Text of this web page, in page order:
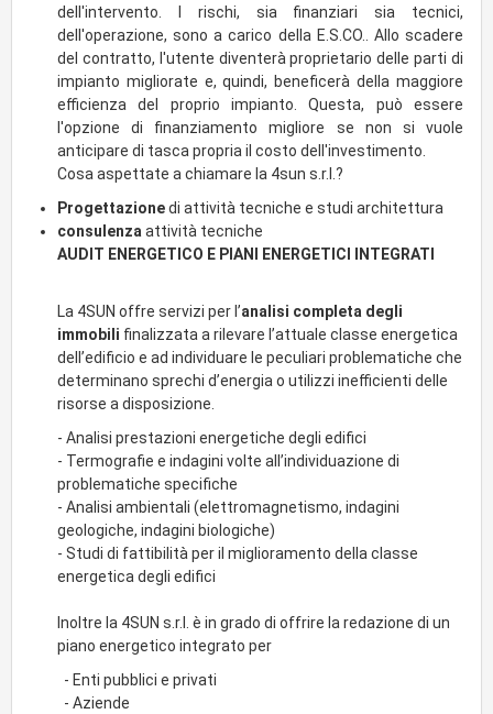
dell'intervento. I rischi, sia finanziari sia tecnici,
dell'operazione, sono a carico della E.S.CO.. Allo scadere
del contratto, l'utente diventerà proprietario delle parti di
impianto migliorate e, quindi, beneficerà della maggiore
efficienza del proprio impianto. Questa, può essere
l'opzione di finanziamento migliore se non si vuole
anticipare di tasca propria il costo dell'investimento.
Cosa aspettate a chiamare la 4sun s.r.l.?
Progettazionedi attività tecniche e studi architettura
consulenzaattività tecniche
AUDIT ENERGETICO E PIANI ENERGETICI INTEGRATI
La 4SUN offre servizi per l’analisi completa degli
immobili finalizzata a rilevare l’attuale classe energetica
dell’edificio e ad individuare le peculiari problematiche che
determinano sprechi d’energia o utilizzi inefficienti delle
risorse a disposizione.
- Analisi prestazioni energetiche degli edifici
- Termografie e indagini volte all’individuazione di
problematiche specifiche
- Analisi ambientali (elettromagnetismo, indagini
geologiche, indagini biologiche)
- Studi di fattibilità per il miglioramento della classe
energetica degli edifici
Inoltre la 4SUN s.r.l. è in grado di offrire la redazione di un
piano energetico integrato per
- Enti pubblici e privati
- Aziende